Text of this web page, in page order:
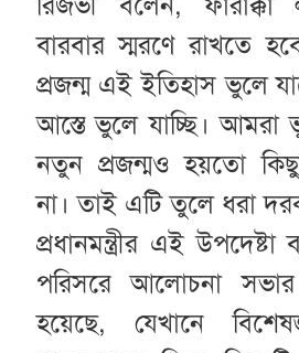
বারবার স্মরণে রাখতে
প্রজন্ম এই ইতিহাস ভুলে
আস্তে ভুলে যাচ্ছি। আমরা
নতুন প্রজন্মও হয়তো
না। তাই এটি তুলে ধরা
প্রধানমন্ত্রীর এই
পরিসরে আলোচনা
হয়েছে, যেখানে